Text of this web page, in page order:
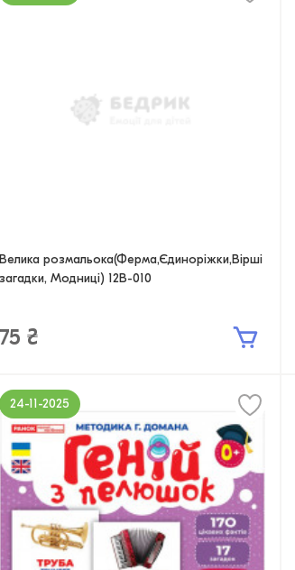
Велика розмальока(Ферма,Єдиноріжки,Вірші
загадки, Модниці) 12B-010
75 ₴
24-11-2025